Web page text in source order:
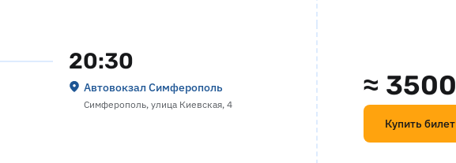
20:30
Автовокзал Симферополь
Симферополь, улица Киевская, 4
≈ 3500
Купить билет